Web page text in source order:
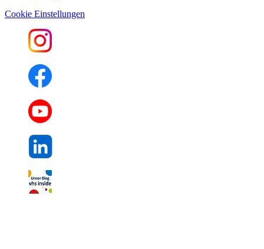
Cookie Einstellungen